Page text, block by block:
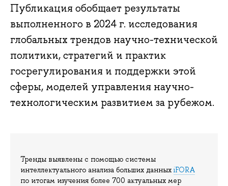
Публикация обобщает результаты
выполненного в 2024 г. исследования
глобальных трендов научно-технической
политики, стратегий и практик
госрегулирования и поддержки этой
сферы, моделей управления научно-
технологическим развитием за рубежом.
Тренды выявлены с помощью системы
интеллектуального анализа больших данных iFORA
по итогам изучения более 700 актуальных мер